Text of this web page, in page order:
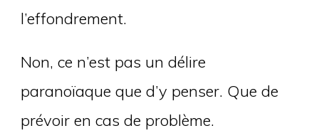
l’effondrement.
Non, ce n’est pas un délire
paranoïaque que d’y penser. Que de
prévoir en cas de problème.